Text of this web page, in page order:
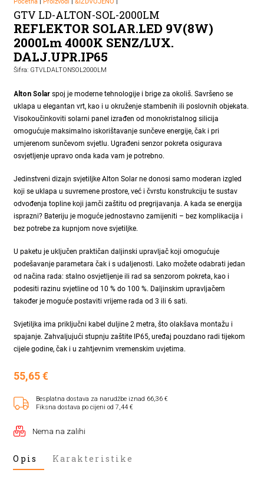
GTV LD-ALTON-SOL-2000LM
REFLEKTOR SOLAR.LED 9V(8W)
2000Lm 4000K SENZ/LUX.
DALJ.UPR.IP65
Šifra: GTVLDALTONSOL2000LM
Alton Solarspoj je moderne tehnologije i brige za okoliš. Savršeno se
uklapa u elegantan vrt, kao i u okruženje stambenih ili poslovnih objekata.
Visokoučinkoviti solarni panel izrađen od monokristalnog silicija
omogućuje maksimalno iskorištavanje sunčeve energije, čak i pri
umjerenom sunčevom svjetlu. Ugrađeni senzor pokreta osigurava
osvjetljenje upravo onda kada vam je potrebno.
Jedinstveni dizajn svjetiljke Alton Solar ne donosi samo moderan izgled
koji se uklapa u suvremene prostore, već i čvrstu konstrukciju te sustav
odvođenja topline koji jamči zaštitu od pregrijavanja. A kada se energija
isprazni? Bateriju je moguće jednostavno zamijeniti – bez komplikacija i
bez potrebe za kupnjom nove svjetiljke.
U paketu je uključen praktičan daljinski upravljač koji omogućuje
podešavanje parametara čak i s udaljenosti. Lako možete odabrati jedan
od načina rada: stalno osvjetljenje ili rad sa senzorom pokreta, kao i
podesiti razinu svjetline od 10 % do 100 %. Daljinskim upravljačem
također je moguće postaviti vrijeme rada od 3 ili 6 sati.
Svjetiljka ima priključni kabel duljine 2 metra, što olakšava montažu i
spajanje. Zahvaljujući stupnju zaštite IP65, uređaj pouzdano radi tijekom
cijele godine, čak i u zahtjevnim vremenskim uvjetima.
55,65€
Besplatna dostava za narudžbe iznad 66,36 €
Fiksna dostava po cijeni od 7,44 €
Nema na zalihi
Opis Karakteristike